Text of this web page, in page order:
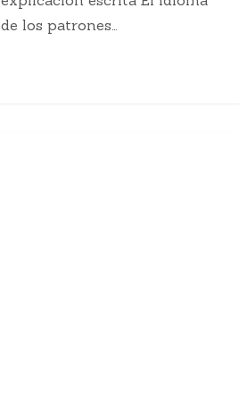
de los patrones…